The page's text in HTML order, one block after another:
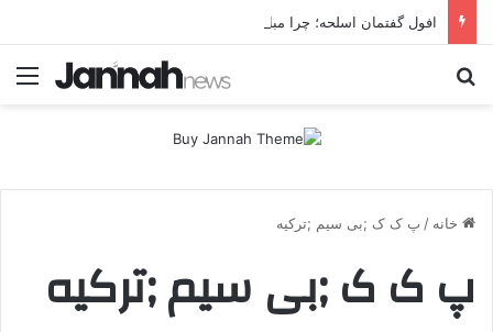
خانه / پ ک ک ;بی سیم ;ترکیه
پ ک ک ;بی سیم ;ترکیه